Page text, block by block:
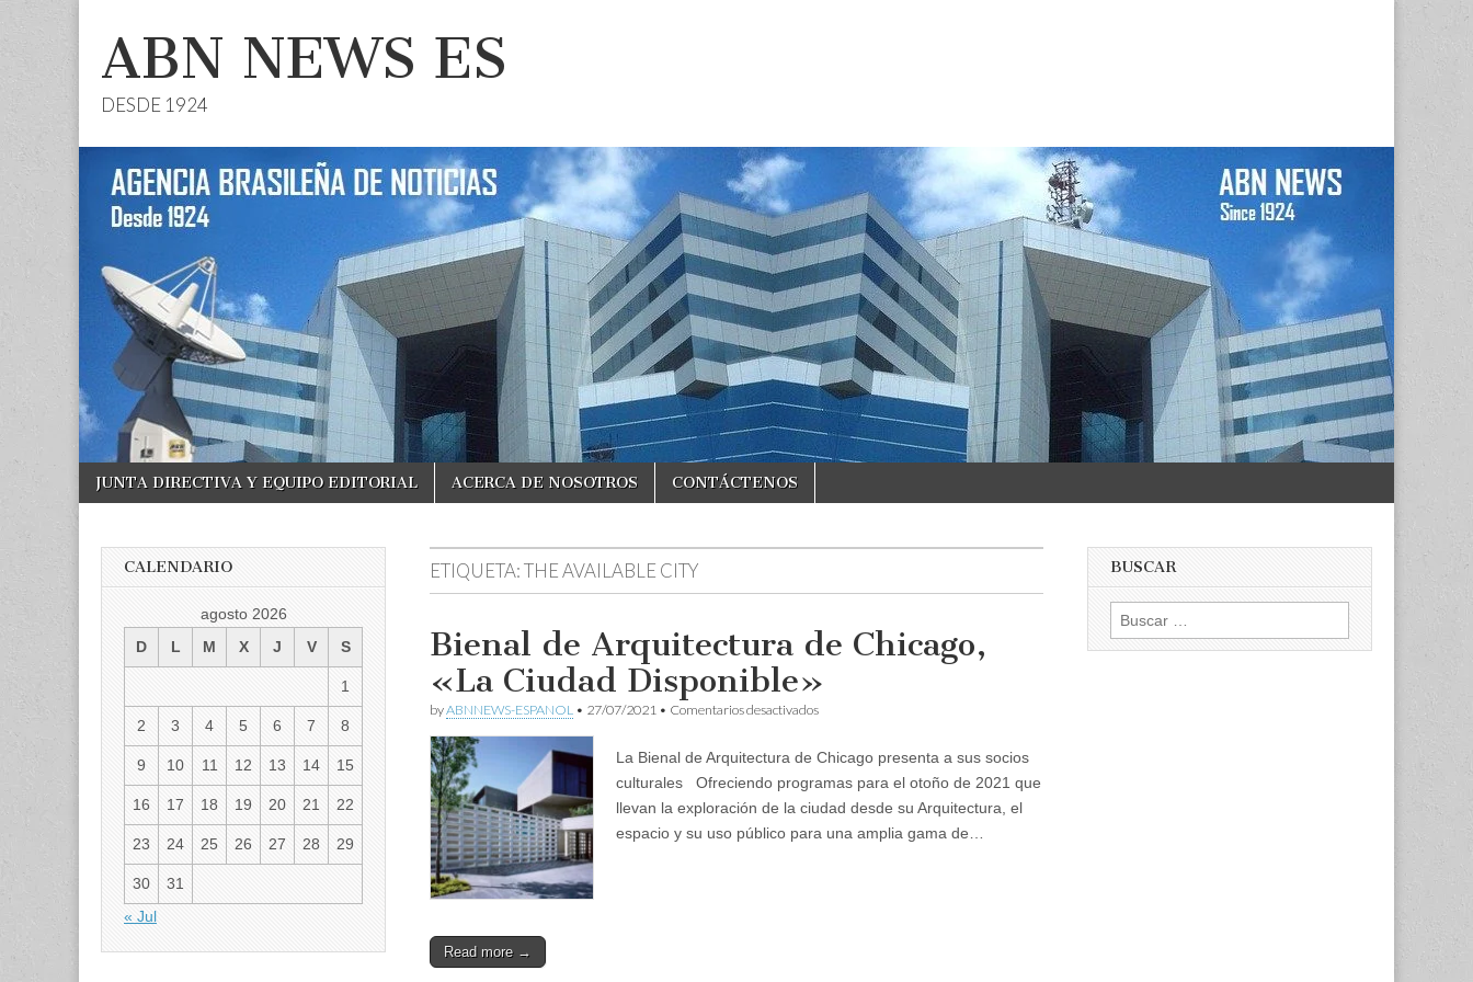
ABN NEWS ES
DESDE 1924
Main
menu
Skip
JUNTA DIRECTIVA Y EQUIPO EDITORIAL ACERCA DE NOSOTROS CONTÁCTENOS
ETIQUETA:THE AVAILABLE CITY
Bienal de Arquitectura de Chicago,
«La Ciudad Disponible»
byABNNEWS-ESPANOL • 27/07/2021 • Comentarios desactivadosen
Arquitectura
de
Chicago,
«La
Ciudad
La Bienal de Arquitectura de Chicago presenta a sus socios
culturales Ofreciendo programas para el otoño de 2021 que
llevan la exploración de la ciudad desde su Arquitectura, el
espacio y su uso público para una amplia gama de…
Read more →
CALENDARIO
agosto 2026
D
L M X J V S
1
2 3 4 5 6 7 8
9 10 11 12 13 14 15
16 17 18 19 20 21 22
23 24 25 26 27 28 29
30
31
« Jul
BUSCAR
Buscar: